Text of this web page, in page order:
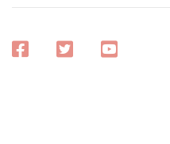
facebooktwitteryoutube